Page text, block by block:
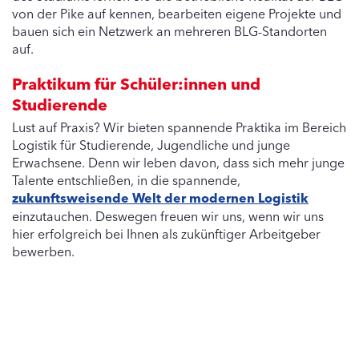
von der Pike auf kennen, bearbeiten eigene Projekte und
bauen sich ein Netzwerk an mehreren BLG-Standorten
auf.
Praktikum für Schüler:innen und
Studierende
Lust auf Praxis? Wir bieten spannende Praktika im Bereich
Logistik für Studierende, Jugendliche und junge
Erwachsene. Denn wir leben davon, dass sich mehr junge
Talente entschließen, in die spannende,
zukunftsweisende Welt der modernen Logistik
einzutauchen. Deswegen freuen wir uns, wenn wir uns
hier erfolgreich bei Ihnen als zukünftiger Arbeitgeber
bewerben.